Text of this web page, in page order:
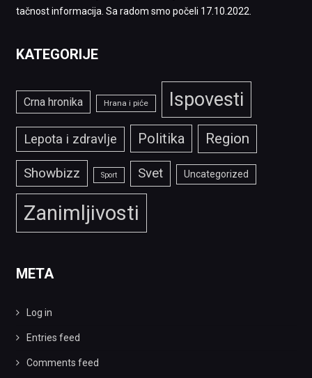
tačnost informacija. Sa radom smo počeli 17.10.2022.
KATEGORIJE
Crna hronika Hrana i piće Ispovesti
Lepota i zdravlje Politika Region
Showbizz Sport Svet Uncategorized
Zanimljivosti
META
Log in
Entries feed
Comments feed